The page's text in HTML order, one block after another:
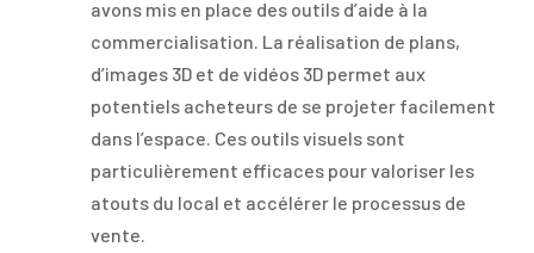
avons mis en place des outils d’aide à la
commercialisation. La réalisation de plans,
d’images 3D et de vidéos 3D permet aux
potentiels acheteurs de se projeter facilement
dans l’espace. Ces outils visuels sont
particulièrement efficaces pour valoriser les
atouts du local et accélérer le processus de
vente.